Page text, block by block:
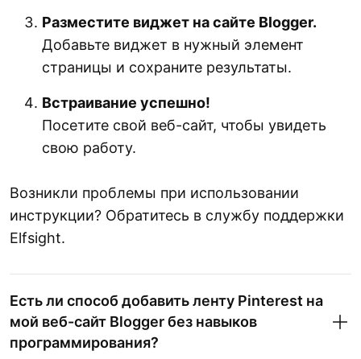
Разместите виджет на сайте Blogger.
Добавьте виджет в нужный элемент
страницы и сохраните результаты.
Встраивание успешно!
Посетите свой веб-сайт, чтобы увидеть
свою работу.
Возникли проблемы при использовании
инструкции? Обратитесь в службу поддержки
Elfsight.
Есть ли способ добавить ленту Pinterest на
мой веб-сайт Blogger без навыков
программирования?